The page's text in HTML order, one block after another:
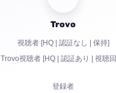
Bits | 有料サブスクリプション |
チャットボット
チャットでのライブコミュニケーシ
苦情
Trovo
視聴者 [HQ | 認証なし | 保持]
Trovo視聴者 [HQ | 認証あり | 視聴
登録者